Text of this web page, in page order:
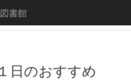
書館
日のおすすめ